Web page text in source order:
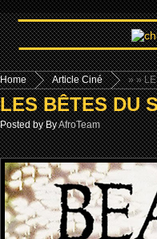
Home »
Article Ciné »
LES BÊTES DU
Posted by ByAfroTeam